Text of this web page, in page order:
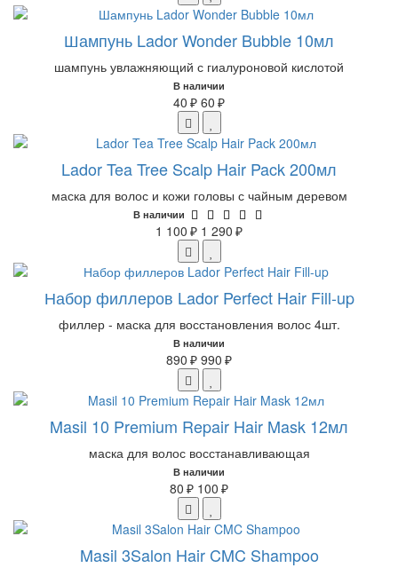
Шампунь Lador Wonder Bubble 10мл
шампунь увлажняющий с гиалуроновой кислотой
В наличии
40 ₽ 60 ₽
Lador Tea Tree Scalp Hair Pack 200мл
маска для волос и кожи головы с чайным деревом
В наличии
1 100 ₽ 1 290 ₽
Набор филлеров Lador Perfect Hair Fill-up
филлер - маска для восстановления волос 4шт.
В наличии
890 ₽ 990 ₽
Masil 10 Premium Repair Hair Mask 12мл
маска для волос восстанавливающая
В наличии
80 ₽ 100 ₽
Masil 3Salon Hair CMC Shampoo